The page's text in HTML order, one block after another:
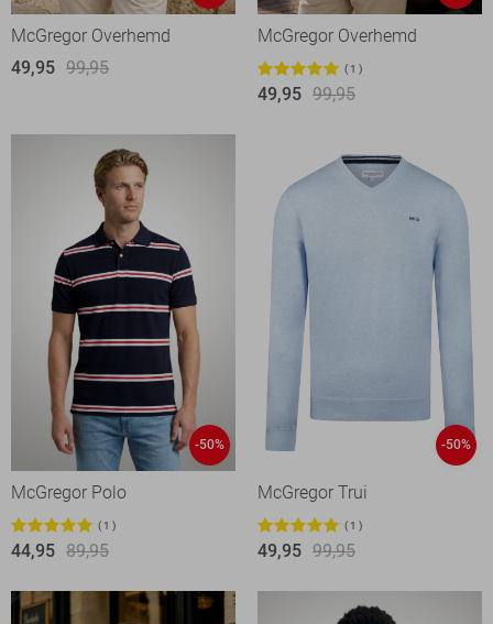
McGregor Overhemd
49,95 99,95
McGregor Overhemd
1
49,95 99,95
-50%
McGregor Polo
1
44,95 89,95
-50%
McGregor Trui
1
49,95 99,95